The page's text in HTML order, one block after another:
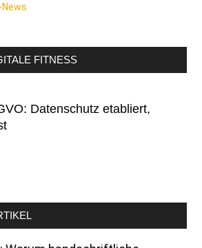
FITNESS
Datenschutz etabliert,